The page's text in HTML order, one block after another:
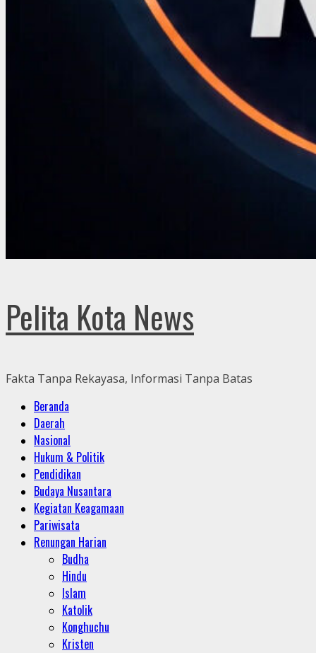
Pelita Kota News
Fakta Tanpa Rekayasa, Informasi Tanpa Batas
Primary
Menu
Beranda
Daerah
Nasional
Hukum & Politik
Pendidikan
Budaya Nusantara
Kegiatan Keagamaan
Pariwisata
Renungan Harian
Budha
Hindu
Islam
Katolik
Konghuchu
Kristen